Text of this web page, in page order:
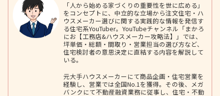
「人から始める家づくりの重要性を世に広める」
をコンセプトに、中立的な立場から注文住宅・ハ
ウスメーカー選びに関する実践的な情報を発信す
る住宅系YouTuber。YouTubeチャンネル「まかろ
にお【工務店&ハウスメーカー攻略法】」では、
坪単価・総額・間取り・営業担当の選び方など、
住宅検討者の意思決定に直結する内容を解説して
いる。
元大手ハウスメーカーにて商品企画・住宅営業を
経験し、営業では全国No.1を獲得。その後、メガ
バンクにて不動産融資業務に従事し、住宅・不動